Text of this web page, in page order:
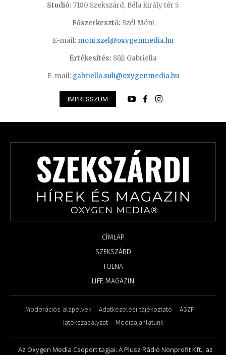
Studió: 7100 Szekszárd, Béla király tér 5.
Főszerkesztő: Szél Móni
E-mail: moni.szel@oxygenmedia.hu
Értékesítés: Süli Gabriella
E-mail: gabriella.suli@oxygenmedia.hu
IMPRESSZUM
CÍMLAP
SZEKSZÁRD
TOLNA
LIFE MAGAZIN
Moderációs alapelvek Adatkezelési tájékoztató
ÁSZF
Játékszabályzat
Médiaajánlatunk
Az Oxygen Media Csoport tagjai: A Plusz Rádió Nonprofit Kft., az